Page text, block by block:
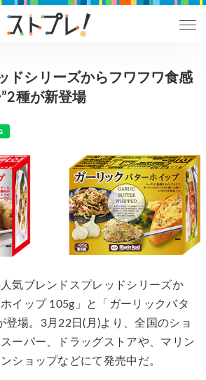
ドシリーズからフワフワ食感
種が新登場
人気ブレンドスプレッドシリーズか
イップ 105g」と「ガーリックバタ
登場。3月22日(月)より、全国のショ
ーパー、ドラッグストアや、マリン
ショップなどにて発売中だ。